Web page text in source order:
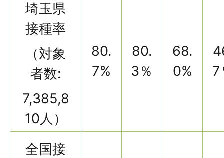
埼玉県
接種率
（対象
者数:
7,385,8
10人）
80.
7%
80.
3％
68.
0%
7
全国接